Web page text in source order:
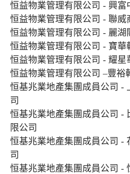
恒益物業管理有限公司 - 興富
恒益物業管理有限公司 - 聯威
恒益物業管理有限公司 - 麗湖
恒益物業管理有限公司 - 寶華
恒益物業管理有限公司 - 耀星
恒益物業管理有限公司 –豐裕
恒基兆業地產集團成員公司 -
司
恒基兆業地產集團成員公司 -
限公司
恒基兆業地產集團成員公司 -
司
恒基兆業地產集團成員公司 -